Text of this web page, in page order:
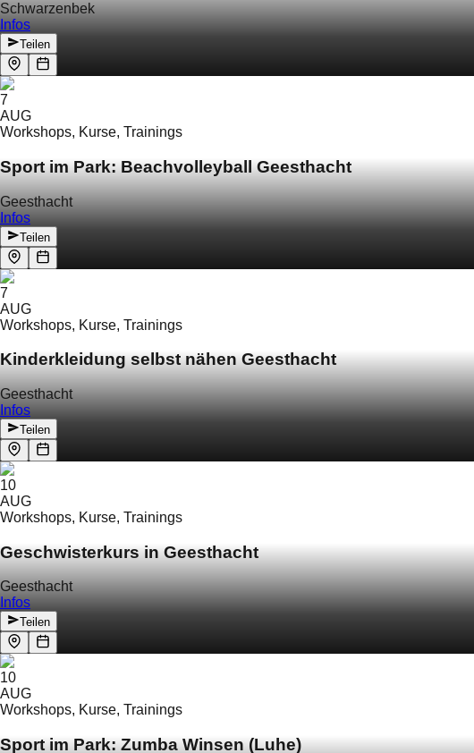
Schwarzenbek
Infos
Teilen
7
AUG
Workshops, Kurse, Trainings
Sport im Park: Beachvolleyball Geesthacht
Geesthacht
Infos
Teilen
7
AUG
Workshops, Kurse, Trainings
Kinderkleidung selbst nähen Geesthacht
Geesthacht
Infos
Teilen
10
AUG
Workshops, Kurse, Trainings
Geschwisterkurs in Geesthacht
Geesthacht
Infos
Teilen
10
AUG
Workshops, Kurse, Trainings
Sport im Park: Zumba Winsen (Luhe)